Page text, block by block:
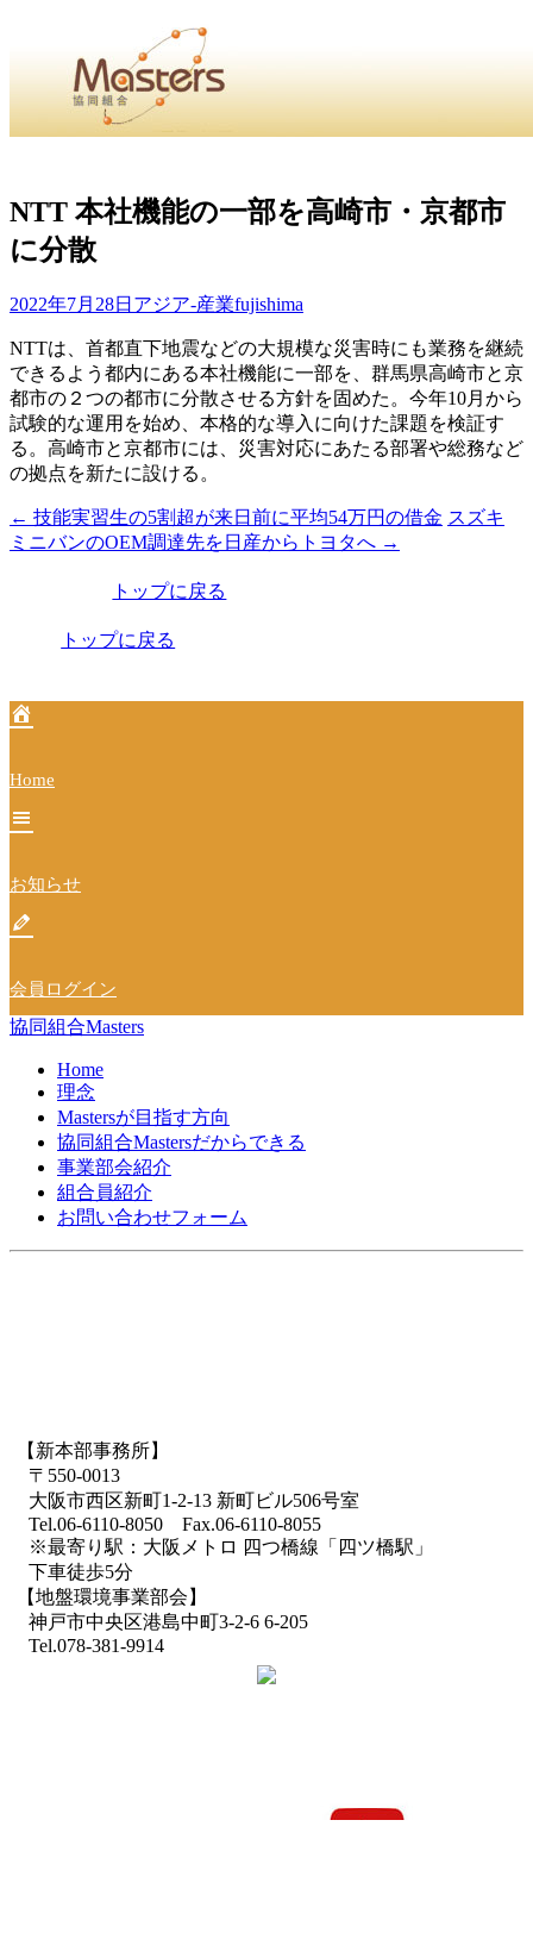
せ・
・Home・ ・理 念・ ・沿 革・ ・組織図・ ・会
協同組合Masters／
国土交通省・経済産業省・農林水産省・厚生労働省 認可
Masters組合員ログイン
NTT 本社機能の一部を高崎市・京都市
に分散
2022年7月28日 アジア-産業fujishima
NTTは、首都直下地震などの大規模な災害時にも業務を継続
できるよう都内にある本社機能に一部を、群馬県高崎市と京
都市の２つの都市に分散させる方針を固めた。今年10月から
試験的な運用を始め、本格的な導入に向けた課題を検証す
る。高崎市と京都市には、災害対応にあたる部署や総務など
の拠点を新たに設ける。
投
稿
ー
ョ
ン
← 技能実習生の5割超が来日前に平均54万円の借金 スズキ
ミニバンのOEM調達先を日産からトヨタへ →
トップに戻る
トップに戻る
Home
お知らせ
会員ログイン
協同組合Masters
Home
理念
Mastersが目指す方向
協同組合Mastersだからできる
事業部会紹介
組合員紹介
お問い合わせフォーム
【新本部事務所】
〒550-0013
大阪市西区新町1-2-13 新町ビル506号室
Tel.06-6110-8050 Fax.06-6110-8055
※最寄り駅：大阪メトロ 四つ橋線「四ツ橋駅」
下車徒歩5分
【地盤環境事業部会】
神戸市中央区港島中町3-2-6 6-205
Tel.078-381-9914